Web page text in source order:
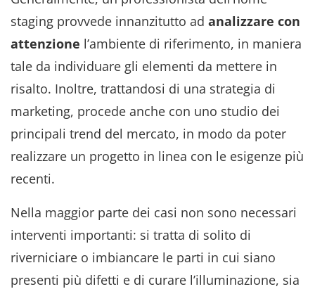
staging provvede innanzitutto ad analizzare con
attenzione l’ambiente di riferimento, in maniera
tale da individuare gli elementi da mettere in
risalto. Inoltre, trattandosi di una strategia di
marketing, procede anche con uno studio dei
principali trend del mercato, in modo da poter
realizzare un progetto in linea con le esigenze più
recenti.
Nella maggior parte dei casi non sono necessari
interventi importanti: si tratta di solito di
riverniciare o imbiancare le parti in cui siano
presenti più difetti e di curare l’illuminazione, sia